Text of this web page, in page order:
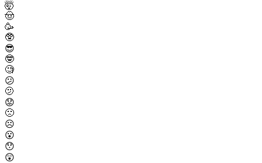
🤯
🤠
🥳
🥸
😎
🤓
🧐
😕
🫤
😟
🙁
☹️
😮
😯
😲